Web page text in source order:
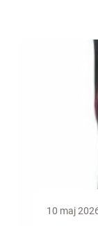
10 maj